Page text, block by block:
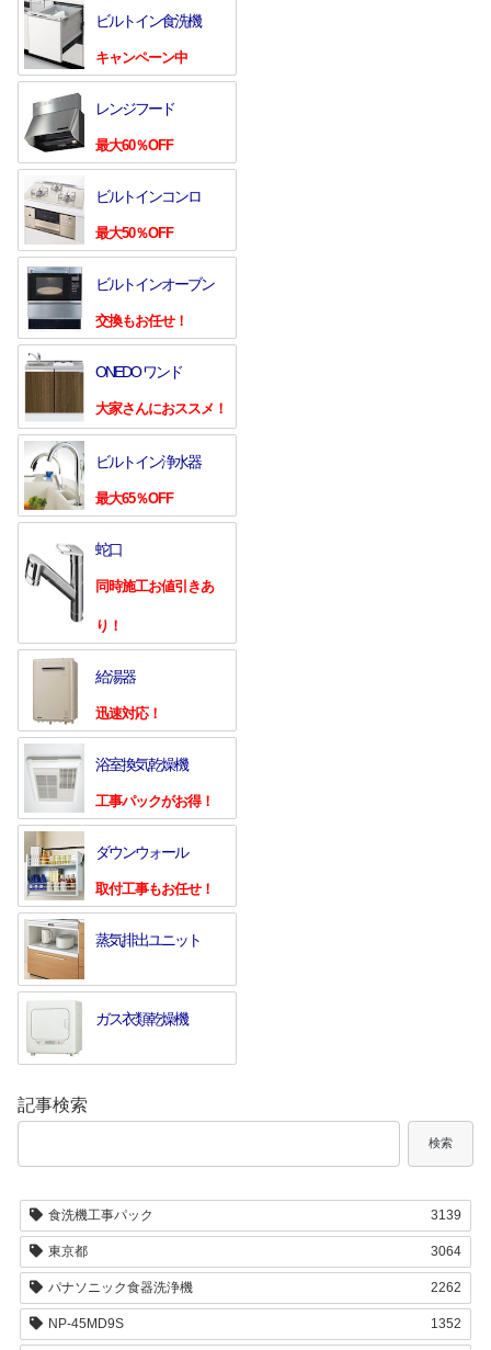
ビルトイン食洗機
キャンペーン中
レンジフード
最大60％OFF
ビルトインコンロ
最大50％OFF
ビルトインオーブン
交換もお任せ！
ONEDO ワンド
大家さんにおススメ！
ビルトイン浄水器
最大65％OFF
蛇口
同時施工お値引きあ
り！
給湯器
迅速対応！
浴室換気乾燥機
工事パックがお得！
ダウンウォール
取付工事もお任せ！
蒸気排出ユニット
ガス衣類乾燥機
記事検索
検索
食洗機工事パック 3139
東京都 3064
パナソニック食器洗浄機 2262
NP-45MD9S 1352